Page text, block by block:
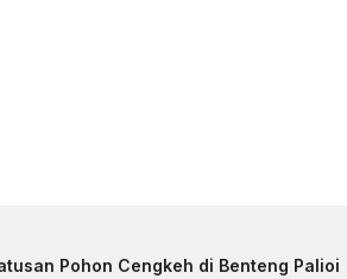
Pohon Cengkeh di Benteng Palioi